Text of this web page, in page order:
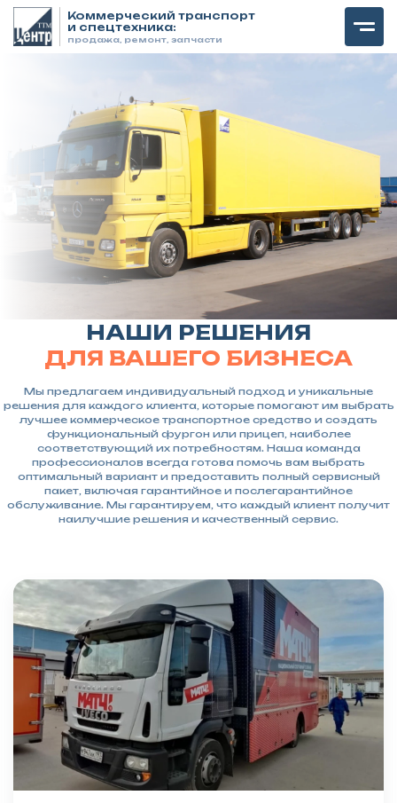
Коммерческий транспорт
и спецтехника:
продажа, ремонт, запчасти
НАШИ РЕШЕНИЯ
ДЛЯ ВАШЕГО БИЗНЕСА
Мы предлагаем индивидуальный подход и уникальные
решения для каждого клиента, которые помогают им выбрать
лучшее коммерческое транспортное средство и создать
функциональный фургон или прицеп, наиболее
соответствующий их потребностям. Наша команда
профессионалов всегда готова помочь вам выбрать
оптимальный вариант и предоставить полный сервисный
пакет, включая гарантийное и послегарантийное
обслуживание. Мы гарантируем, что каждый клиент получит
наилучшие решения и качественный сервис.